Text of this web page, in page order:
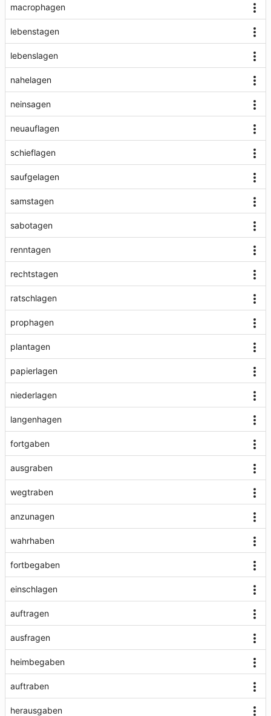
macrophagen
lebenstagen
lebenslagen
nahelagen
neinsagen
neuauflagen
schieflagen
saufgelagen
samstagen
sabotagen
renntagen
rechtstagen
ratschlagen
prophagen
plantagen
papierlagen
niederlagen
langenhagen
fortgaben
ausgraben
wegtraben
anzunagen
wahrhaben
fortbegaben
einschlagen
auftragen
ausfragen
heimbegaben
auftraben
herausgaben